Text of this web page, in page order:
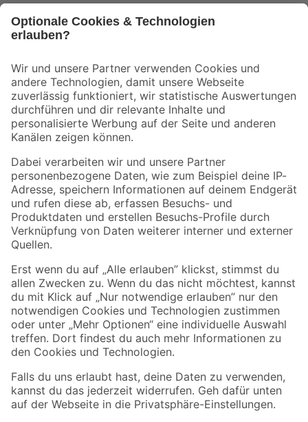
Der toom Newsletter: Keine Angebote und Aktionen mehr verpassen!
Zur Newsletter Anmeldung
Folge uns
Zahlungsarten Versandarten
Sicher einkaufen
Jetzt die toom-App herunterladen
Alle Preisangaben in EUR inkl. gesetzl. MwSt.. Die dargestellten Angebote sind unter
Umständen nicht in allen Märkten verfügbar. Die angegebenen Verfügbarkeiten beziehen